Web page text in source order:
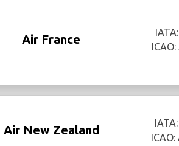
Air France
ICAO:
Air New Zealand
ICAO: